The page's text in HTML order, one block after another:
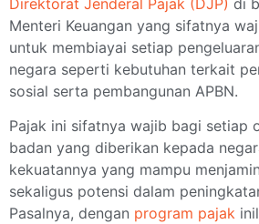
Menteri Keuangan yang sifatnya
untuk membiayai setiap
negara seperti kebutuhan terkait
sosial serta pembangunan APBN.
Pajak ini sifatnya wajib bagi setiap
badan yang diberikan kepada
kekuatannya yang mampu
sekaligus potensi dalam
Pasalnya, dengan program pajak